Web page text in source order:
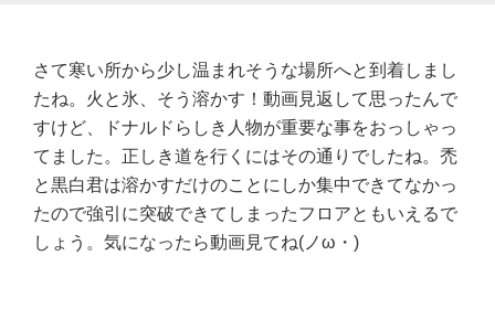
さて寒い所から少し温まれそうな場所へと到着しまし
たね。火と氷、そう溶かす！動画見返して思ったんで
すけど、ドナルドらしき人物が重要な事をおっしゃっ
てました。正しき道を行くにはその通りでしたね。禿
と黒白君は溶かすだけのことにしか集中できてなかっ
たので強引に突破できてしまったフロアともいえるで
しょう。気になったら動画見てね(ノω・)